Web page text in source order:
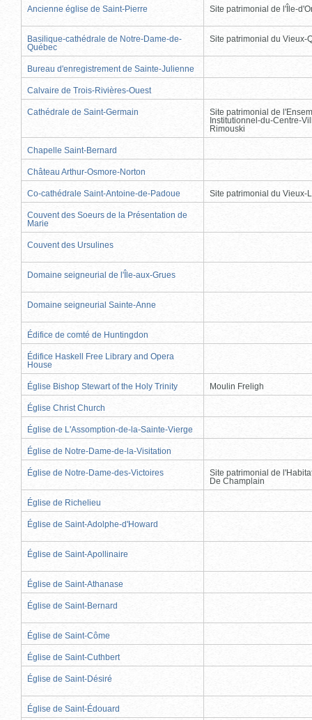
Ancienne église de Saint-Pierre Site patrimonial de l'Île-
Basilique-cathédrale de Notre-Dame-de-
Québec
Site patrimonial du Vieux-
Bureau d'enregistrement de Sainte-Julienne
Calvaire de Trois-Rivières-Ouest
Cathédrale de Saint-Germain
Site patrimonial de
Institutionnel-du-Centre-
Rimouski
Chapelle Saint-Bernard
Château Arthur-Osmore-Norton
Co-cathédrale Saint-Antoine-de-Padoue Site patrimonial du Vieux-
Couvent des Soeurs de la Présentation de
Marie
Couvent des Ursulines
Domaine seigneurial de l'Île-aux-Grues
Domaine seigneurial Sainte-Anne
Édifice de comté de Huntingdon
Édifice Haskell Free Library and Opera
House
Église Bishop Stewart of the Holy Trinity Moulin Freligh
Église Christ Church
Église de L'Assomption-de-la-Sainte-Vierge
Église de Notre-Dame-de-la-Visitation
Église de Notre-Dame-des-Victoires
Site patrimonial de
De Champlain
Église de Richelieu
Église de Saint-Adolphe-d'Howard
Église de Saint-Apollinaire
Église de Saint-Athanase
Église de Saint-Bernard
Église de Saint-Côme
Église de Saint-Cuthbert
Église de Saint-Désiré
Église de Saint-Édouard